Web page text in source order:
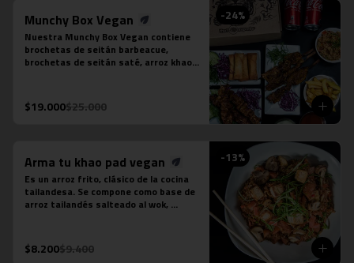
-24%
Munchy Box Vegan
Nuestra Munchy Box Vegan contiene
brochetas de seitán barbeacue,
brochetas de seitán saté, arroz khao
bebidas en lata a tu elección.
$19.000$25.000
-13%
Arma tu khao pad vegan
Es un arroz frito, clásico de la cocina
tailandesa. Se compone como base de
arroz tailandés salteado al wok,
contiene salsa de ostra ni salsa de
pescado.
$8.200$9.400